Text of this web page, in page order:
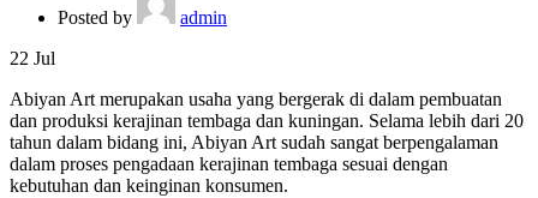
Posted by
admin
22 Jul
Abiyan Art merupakan usaha yang bergerak di dalam pembuatan
dan produksi kerajinan tembaga dan kuningan. Selama lebih dari 20
tahun dalam bidang ini, Abiyan Art sudah sangat berpengalaman
dalam proses pengadaan kerajinan tembaga sesuai dengan
kebutuhan dan keinginan konsumen.